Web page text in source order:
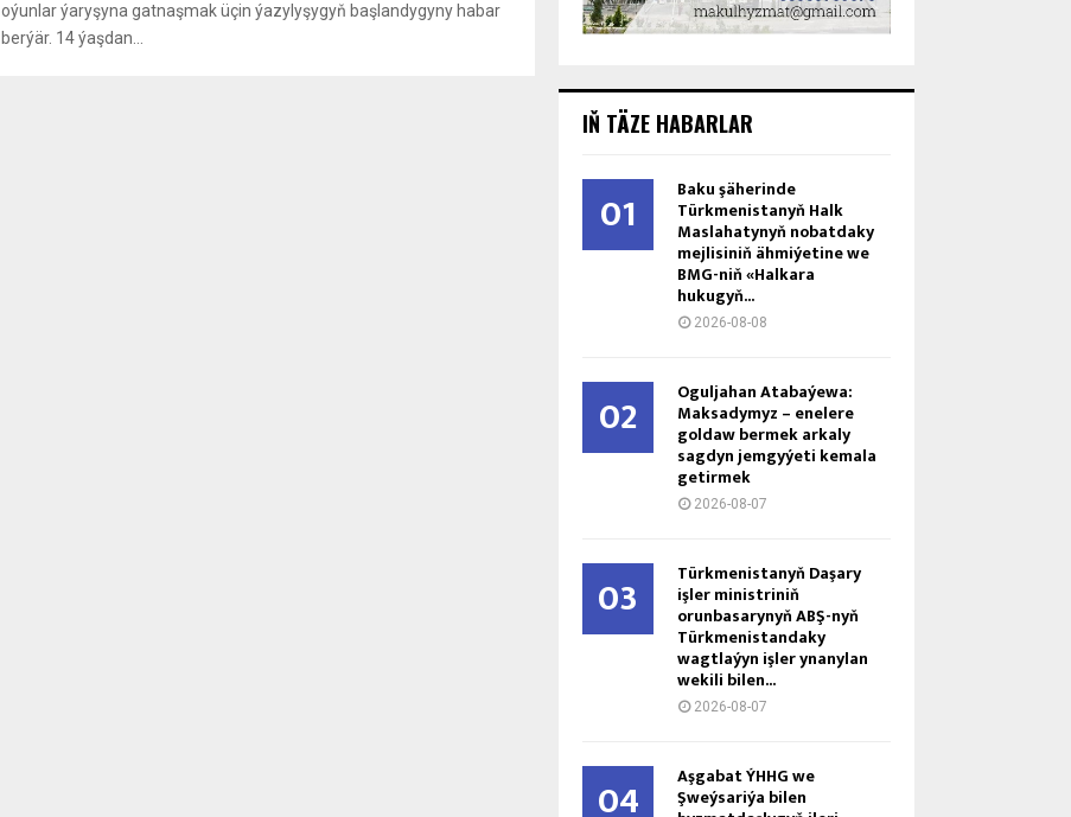
oýunlar ýaryşyna gatnaşmak üçin ýazylyşygyň başlandygyny habar
berýär. 14 ýaşdan...
IŇ TÄZE HABARLAR
01 Baku şäherinde
Türkmenistanyň Halk
Maslahatynyň nobatdaky
mejlisiniň ähmiýetine we
BMG-niň «Halkara
hukugyň...
2026-08-08
02 Oguljahan Atabaýewa:
Maksadymyz – enelere
goldaw bermek arkaly
sagdyn jemgyýeti kemala
getirmek
2026-08-07
03 Türkmenistanyň Daşary
işler ministriniň
orunbasarynyň ABŞ-nyň
Türkmenistandaky
wagtlaýyn işler ynanylan
wekili bilen...
2026-08-07
04 Aşgabat ÝHHG we
Şweýsariýa bilen